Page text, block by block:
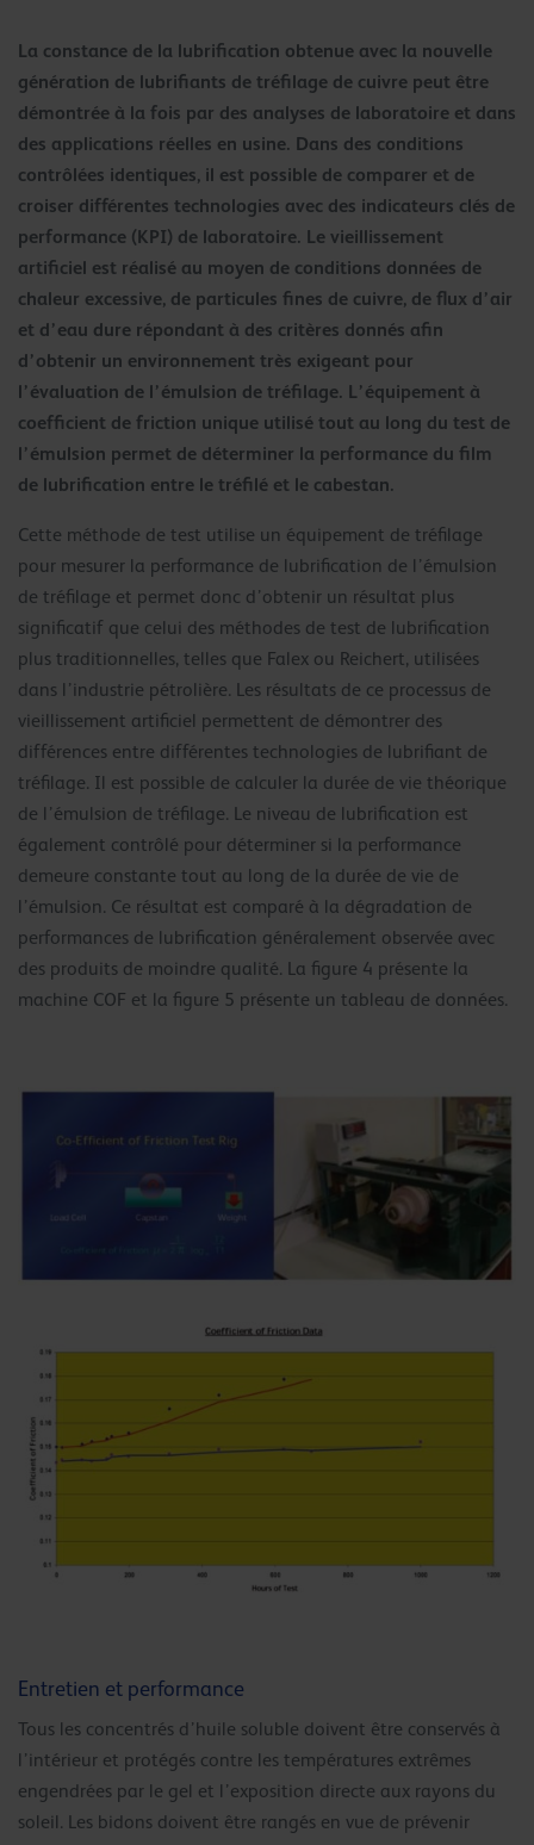
La constance de la lubrification obtenue avec la nouvelle
génération de lubrifiants de tréfilage de cuivre peut être
démontrée à la fois par des analyses de laboratoire et dans
des applications réelles en usine. Dans des conditions
contrôlées identiques, il est possible de comparer et de
croiser différentes technologies avec des indicateurs clés de
performance (KPI) de laboratoire. Le vieillissement
artificiel est réalisé au moyen de conditions données de
chaleur excessive, de particules fines de cuivre, de flux d’air
et d’eau dure répondant à des critères donnés afin
d’obtenir un environnement très exigeant pour
l’évaluation de l’émulsion de tréfilage. L’équipement à
coefficient de friction unique utilisé tout au long du test de
l’émulsion permet de déterminer la performance du film
de lubrification entre le tréfilé et le cabestan.
Cette méthode de test utilise un équipement de tréfilage
pour mesurer la performance de lubrification de l’émulsion
de tréfilage et permet donc d’obtenir un résultat plus
significatif que celui des méthodes de test de lubrification
plus traditionnelles, telles que Falex ou Reichert, utilisées
dans l’industrie pétrolière. Les résultats de ce processus de
vieillissement artificiel permettent de démontrer des
différences entre différentes technologies de lubrifiant de
tréfilage. Il est possible de calculer la durée de vie théorique
de l’émulsion de tréfilage. Le niveau de lubrification est
également contrôlé pour déterminer si la performance
demeure constante tout au long de la durée de vie de
l’émulsion. Ce résultat est comparé à la dégradation de
performances de lubrification généralement observée avec
des produits de moindre qualité. La figure 4 présente la
machine COF et la figure 5 présente un tableau de données.
Entretien et performance
Tous les concentrés d’huile soluble doivent être conservés à
l’intérieur et protégés contre les températures extrêmes
engendrées par le gel et l’exposition directe aux rayons du
soleil. Les bidons doivent être rangés en vue de prévenir